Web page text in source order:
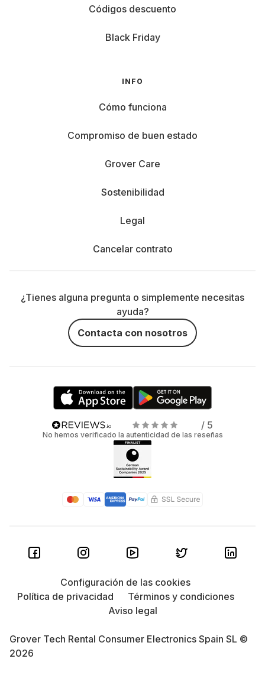
Códigos descuento
Black Friday
INFO
Cómo funciona
Compromiso de buen estado
Grover Care
Sostenibilidad
Legal
Cancelar contrato
¿Tienes alguna pregunta o simplemente necesitas
ayuda?
Contacta con nosotros
/ 5
No hemos verificado la autenticidad de las reseñas
Grover Tech Rental Consumer Electronics Spain SL ©
2026
Configuración de las cookies
Política de privacidad
Términos y condiciones
Aviso legal